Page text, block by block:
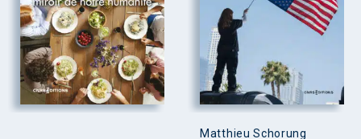
Matthieu Schorung